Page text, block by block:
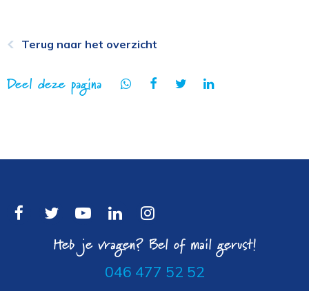
Terug naar het overzicht
Deel deze pagina
Heb je vragen? Bel of mail gerust!
046 477 52 52